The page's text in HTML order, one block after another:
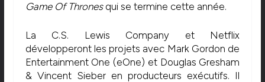
Game Of Thronesqui se termine cette année.
La C.S. Lewis Company et Netflix
développeront les projets avec Mark Gordon de
Entertainment One (eOne) et Douglas Gresham
& Vincent Sieber en producteurs exécutifs. Il